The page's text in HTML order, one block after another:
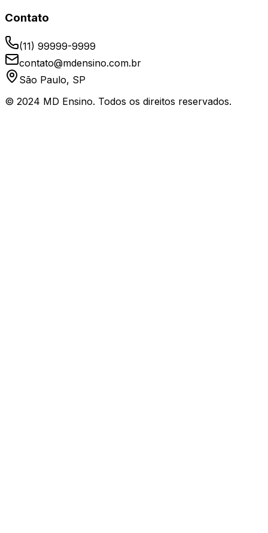
Contato
(11) 99999-9999
contato@mdensino.com.br
São Paulo, SP
© 2024 MD Ensino. Todos os direitos reservados.